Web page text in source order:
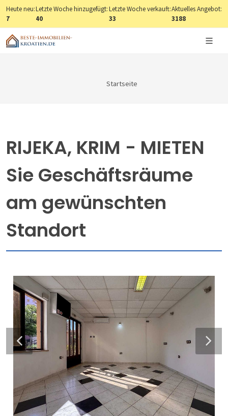
Heute neu:
7
Letzte Woche hinzugefügt:
40
Letzte Woche verkauft:
33
Aktuelles Angebot:
3188
Startseite
RIJEKA, KRIM - MIETEN
Sie Geschäftsräume
am gewünschten
Standort